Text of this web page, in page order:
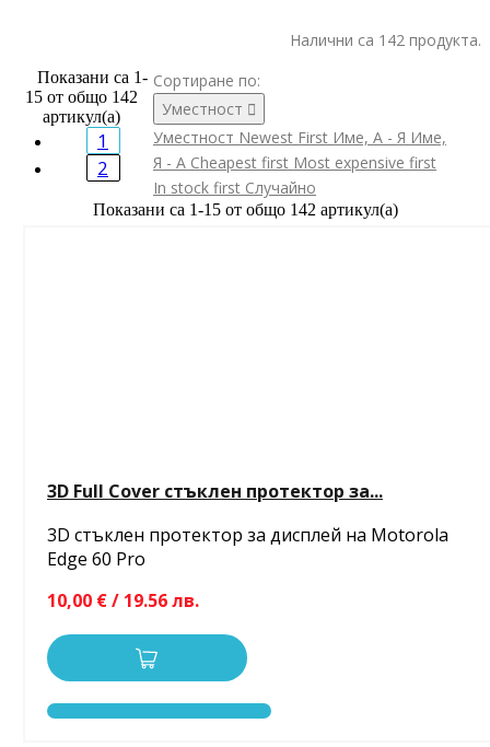
Налични са 142 продукта.
Сортиране по:
Уместност 
Уместност Newest First Име, А - Я Име,
Я - А Cheapest first Most expensive first
In stock first Случайно
Показани са 1-15 от общо 142 артикул(а)
3D Full Cover стъклен протектор за...
3D стъклен протектор за дисплей на Motorola
Edge 60 Pro
10,00 € / 19.56 лв.
Показани са 1-
15 от общо 142
артикул(а)
1
2